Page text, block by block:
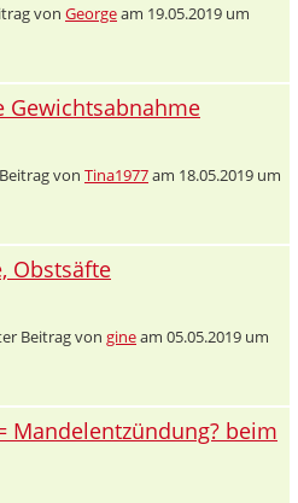
von Georgeam 19.05.2019 um
Gewichtsabnahme
von Tina1977am 18.05.2019 um
Obstsäfte
Beitrag von gineam 05.05.2019 um
Mandelentzündung? beim